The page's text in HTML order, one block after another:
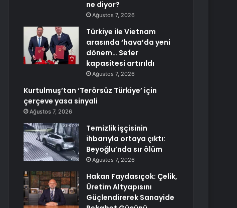
ne diyor?
Ağustos 7, 2026
Türkiye ile Vietnam
arasında ‘hava’da yeni
dönem… Sefer
kapasitesi artırıldı
Ağustos 7, 2026
Kurtulmuş’tan ‘Terörsüz Türkiye’ için
çerçeve yasa sinyali
Ağustos 7, 2026
Temizlik işçisinin
ihbarıyla ortaya çıktı:
Beyoğlu’nda sır ölüm
Ağustos 7, 2026
Hakan Faydasıçok: Çelik,
Üretim Altyapısını
Güçlendirerek Sanayide